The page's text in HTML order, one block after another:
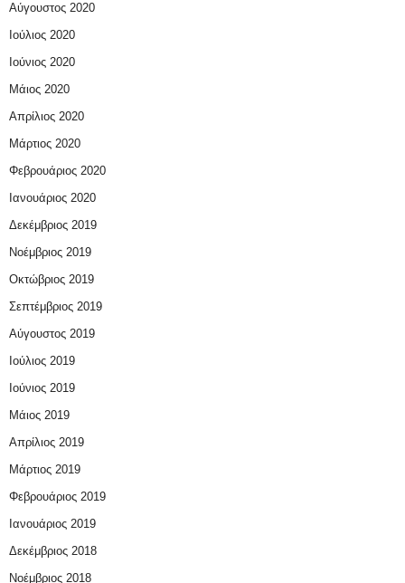
Αύγουστος 2020
Ιούλιος 2020
Ιούνιος 2020
Μάιος 2020
Απρίλιος 2020
Μάρτιος 2020
Φεβρουάριος 2020
Ιανουάριος 2020
Δεκέμβριος 2019
Νοέμβριος 2019
Οκτώβριος 2019
Σεπτέμβριος 2019
Αύγουστος 2019
Ιούλιος 2019
Ιούνιος 2019
Μάιος 2019
Απρίλιος 2019
Μάρτιος 2019
Φεβρουάριος 2019
Ιανουάριος 2019
Δεκέμβριος 2018
Νοέμβριος 2018